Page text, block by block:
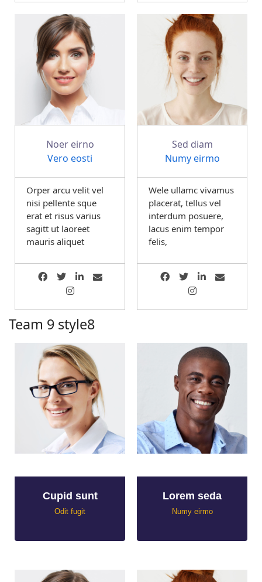
Noer eirno
Vero eosti
Orper arcu velit vel
nisi pellente sque
erat et risus varius
sagitt ut laoreet
mauris aliquet
Sed diam
Numy eirmo
Wele ullamc vivamus
placerat, tellus vel
interdum posuere,
lacus enim tempor
felis,
Team 9 style8
Cupid sunt
Odit fugit
Lorem seda
Numy eirmo